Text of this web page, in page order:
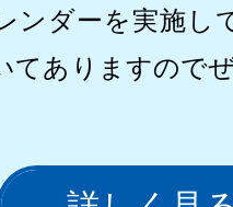
ンダーを実施し
てありますので